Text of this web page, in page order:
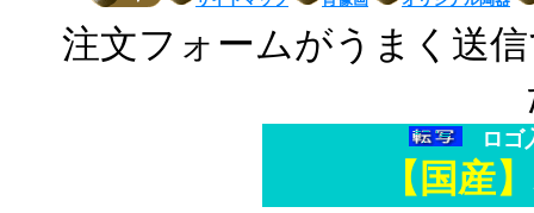
注文フォームがうまく送
ロ
【国産】